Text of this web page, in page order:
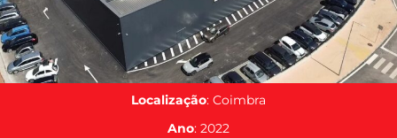
Localização: Coimbra
Ano: 2022